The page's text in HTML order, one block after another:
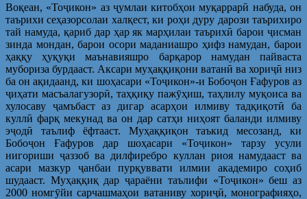
Воқеан, «Тоҷикон» аз ҷумлаи китобҳои муқаррарӣ набуда, он
таърихи сеҳазорсолаи халқест, ки роҳи дуру дарози таърихиро
тай намуда, қариб дар ҳар як марҳилаи таърихӣ барои ҷисман
зинда мондан, барои осори маданиашро ҳифз намудан, барои
ҳаққу ҳуқуқи маънавияшро барқарор намудан пайваста
мубориза бурдааст. Аксари муҳаққиқони ватанӣ ва хориҷӣ низ
ба он ақидаанд, ки шоҳасари «Тоҷикон»-и Бобоҷон Ғафуров аз
ҷиҳати масъалагузорӣ, таҳқиқу пажӯҳиш, таҳлилу муқоиса ва
хулосаву ҷамъбаст аз дигар асарҳои илмиву тадқиқотӣ ба
куллӣ фарқ мекунад ва он дар сатҳи ниҳоят баланди илмиву
эҷодӣ таълиф ёфтааст. Муҳаққиқон таъкид месозанд, ки
Бобоҷон Ғафуров дар шоҳасари «Тоҷикон» тарзу усули
нигориши ҷаззоб ва дилфиребро куллан риоя намудааст ва
асари мазкур ҷанбаи пурқуввати илмии академиро соҳиб
шудааст. Муҳаққиқ дар ҷараёни таълифи «Тоҷикон» беш аз
2000 номгӯйи сарчашмаҳои ватаниву хориҷӣ, монографияҳо,